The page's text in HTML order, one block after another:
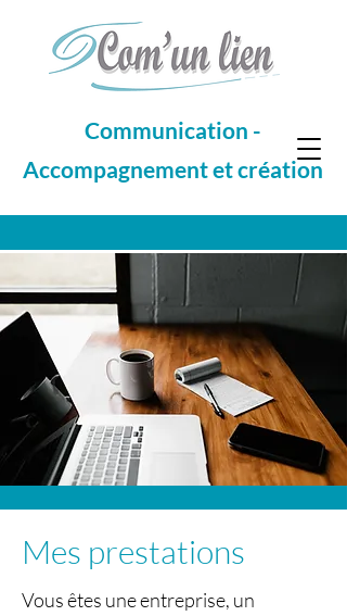
Communication -
Accompagnement et création
Mes prestations
Vous êtes une entreprise, un